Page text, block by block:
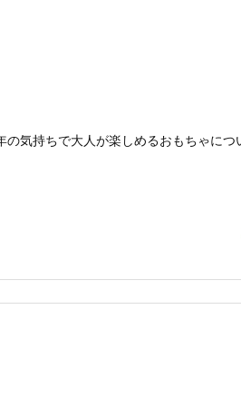
気持ちで大人が楽しめるおもちゃにつ